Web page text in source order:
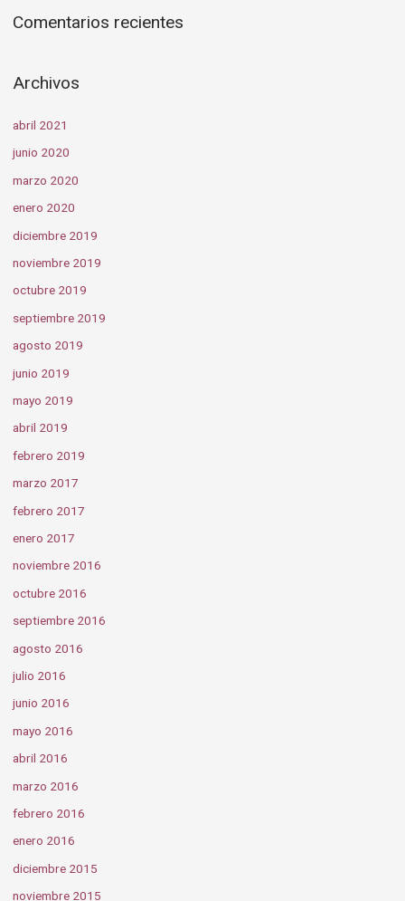
Comentarios recientes
Archivos
abril 2021
junio 2020
marzo 2020
enero 2020
diciembre 2019
noviembre 2019
octubre 2019
septiembre 2019
agosto 2019
junio 2019
mayo 2019
abril 2019
febrero 2019
marzo 2017
febrero 2017
enero 2017
noviembre 2016
octubre 2016
septiembre 2016
agosto 2016
julio 2016
junio 2016
mayo 2016
abril 2016
marzo 2016
febrero 2016
enero 2016
diciembre 2015
noviembre 2015